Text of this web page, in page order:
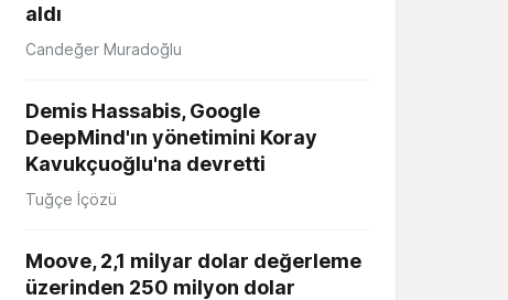
aldı
Candeğer Muradoğlu
Demis Hassabis, Google
DeepMind'ın yönetimini Koray
Kavukçuoğlu'na devretti
Tuğçe İçözü
Moove, 2,1 milyar dolar değerleme
üzerinden 250 milyon dolar